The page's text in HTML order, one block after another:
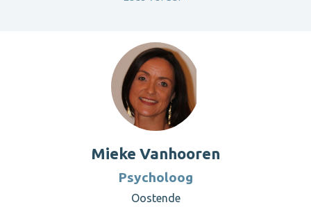
Mieke Vanhooren
Psycholoog
Oostende